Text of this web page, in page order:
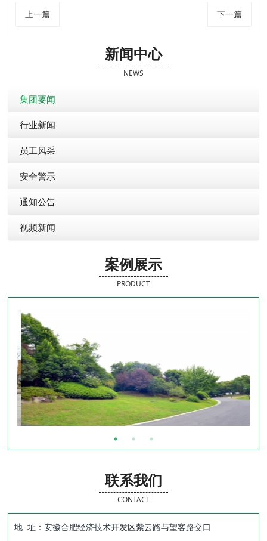
上一篇 下一篇
新闻中心
NEWS
集团要闻
行业新闻
员工风采
安全警示
通知公告
视频新闻
案例展示
PRODUCT
联系我们
CONTACT
地 址：安徽合肥经济技术开发区紫云路与望客路交口